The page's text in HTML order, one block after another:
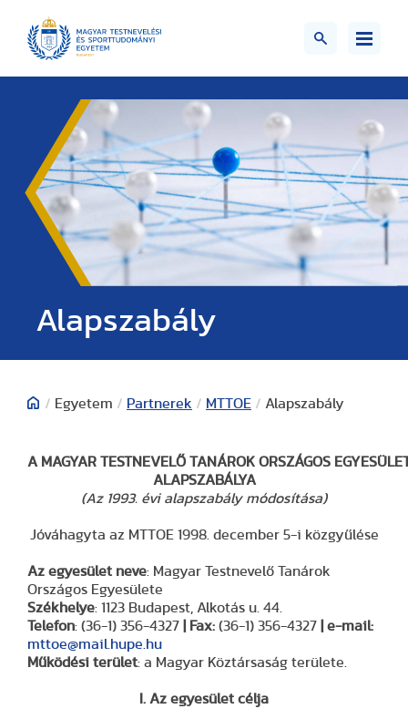
Alapszabály
/ Egyetem / Partnerek / MTTOE / Alapszabály
A MAGYAR TESTNEVELŐ TANÁROK ORSZÁGOS
ALAPSZABÁLYA
(Az 1993. évi alapszabály módosítása)
Jóváhagyta az MTTOE 1998. december 5-i közgyűlése
Az egyesület neve: Magyar Testnevelő Tanárok
Országos Egyesülete
Székhelye: 1123 Budapest, Alkotás u. 44.
Telefon: (36-1) 356-4327 | Fax: (36-1) 356-4327 | e-mail:
mttoe@mail.hupe.hu
Működési terület: a Magyar Köztársaság területe.
I. Az egyesület célja